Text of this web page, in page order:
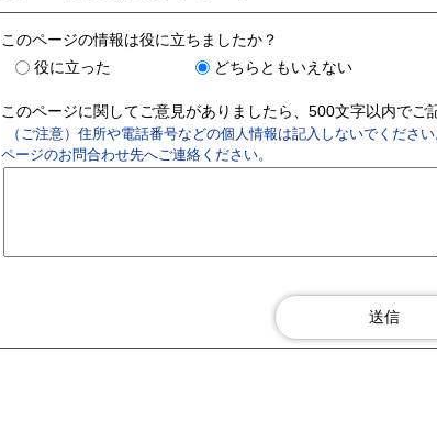
このページの情報は役に立ちましたか？
役に立った
どちらともいえない
このページに関してご意見がありましたら、500文字以内でご
（ご注意）住所や電話番号などの個人情報は記入しないでくださ
ページのお問合わせ先へご連絡ください。